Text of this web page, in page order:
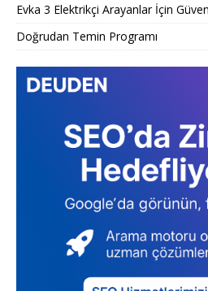
Evka 3 Elektrikçi Arayanlar İçin
Doğrudan Temin Programı